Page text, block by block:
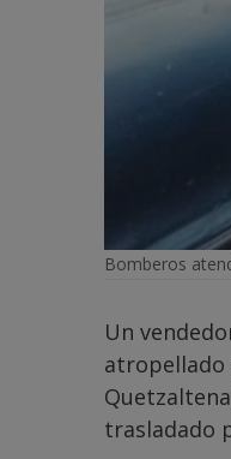
Bomberos
Un
atropellado
trasladado